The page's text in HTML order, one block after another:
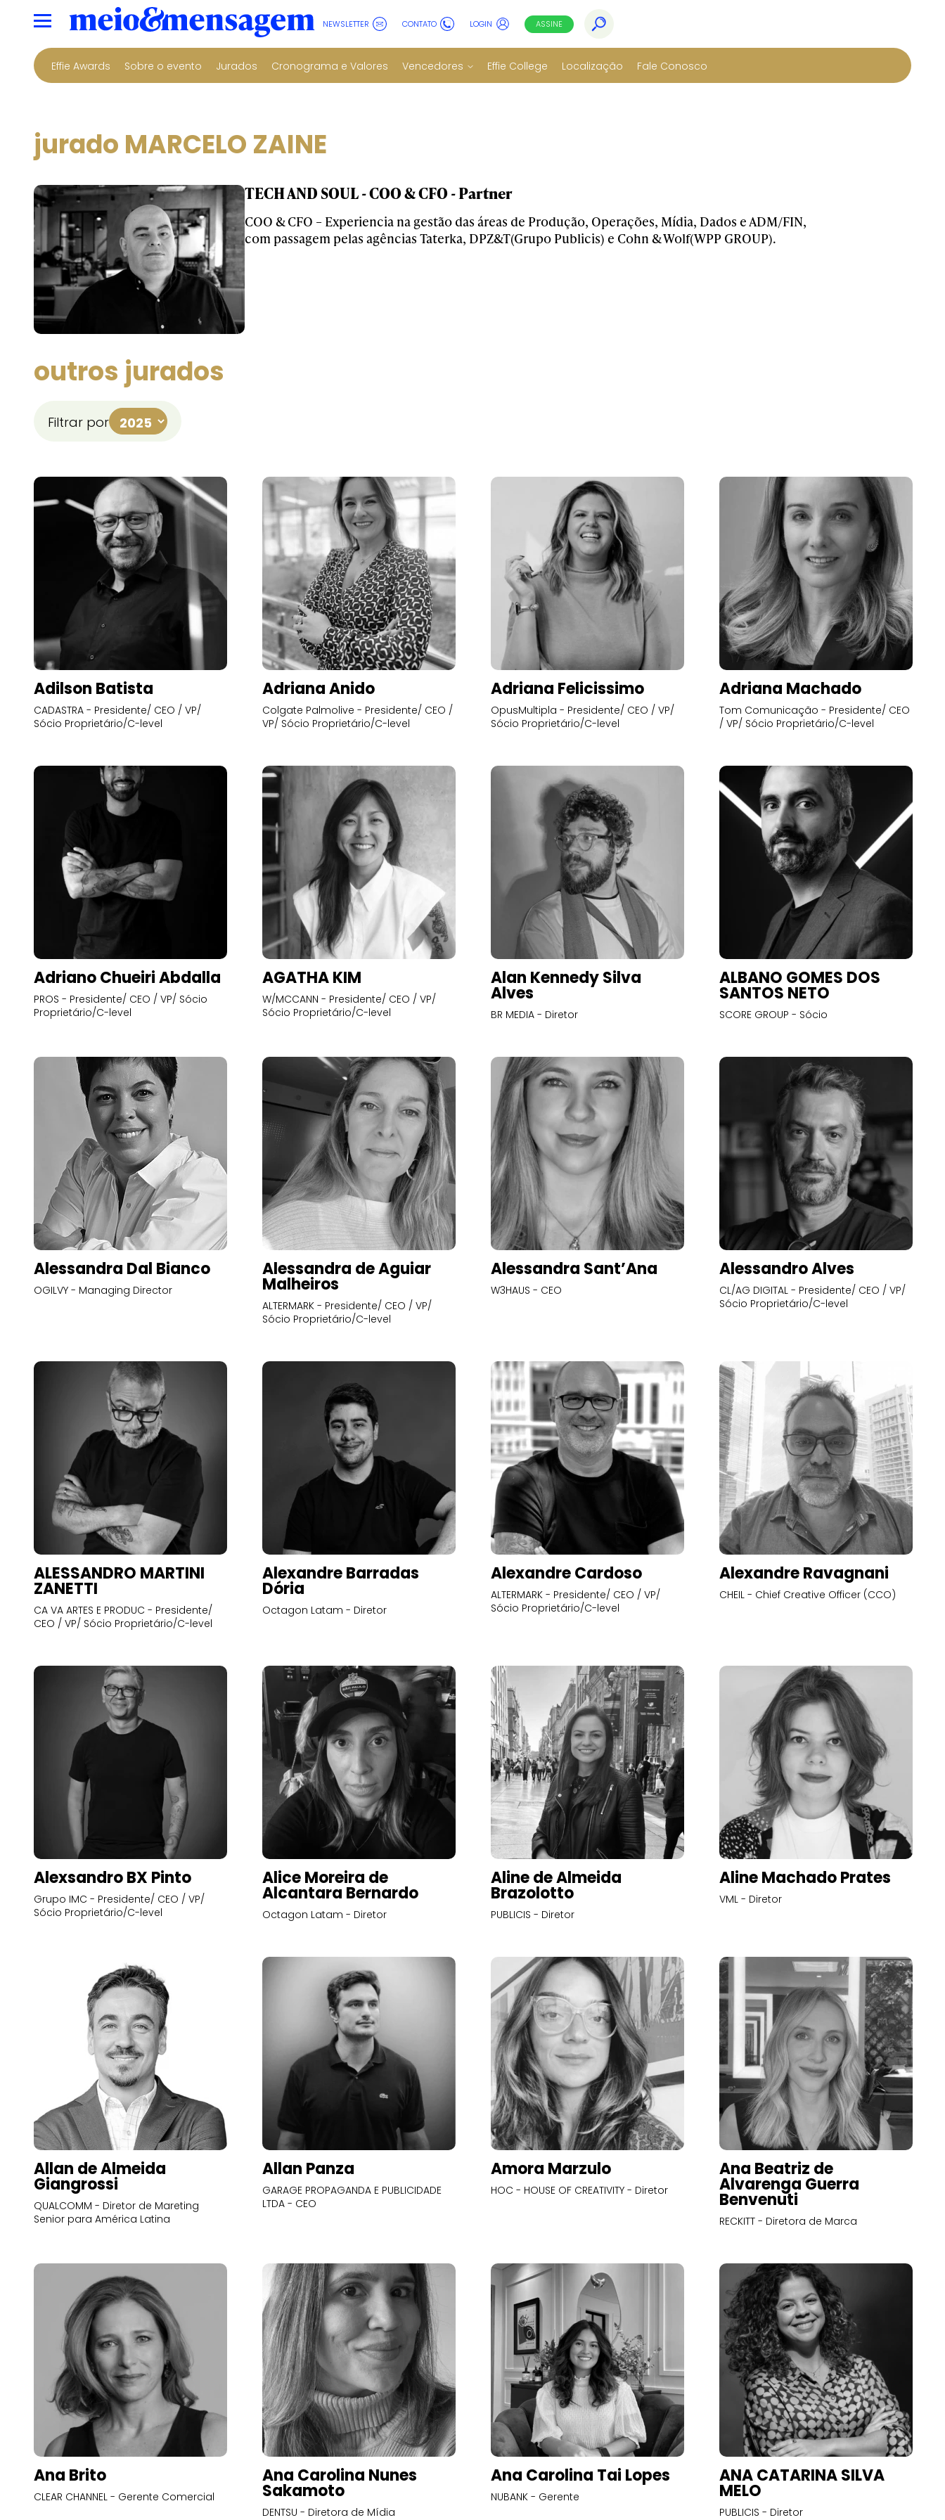
NEWSLETTER CONTATO LOGIN ASSINE
Effie Awards Sobre o evento Jurados Cronograma e Valores Vencedores Effie College Localização Fale Conosco
jurado MARCELO ZAINE
TECH AND SOUL - COO & CFO - Partner
COO & CFO – Experiencia na gestão das áreas de Produção, Operações, Mídia, Dados e ADM/FIN,
com passagem pelas agências Taterka, DPZ&T(Grupo Publicis) e Cohn & Wolf(WPP GROUP).
outros jurados
Filtrar por
Adilson Batista
CADASTRA - Presidente/ CEO / VP/
Sócio Proprietário/C-level
Adriana Anido
Colgate Palmolive - Presidente/ CEO /
VP/ Sócio Proprietário/C-level
Adriana Felicissimo
OpusMultipla - Presidente/ CEO / VP/
Sócio Proprietário/C-level
Adriana Machado
Tom Comunicação - Presidente/ CEO
/ VP/ Sócio Proprietário/C-level
Adriano Chueiri Abdalla
PROS - Presidente/ CEO / VP/ Sócio
Proprietário/C-level
AGATHA KIM
W/MCCANN - Presidente/ CEO / VP/
Sócio Proprietário/C-level
Alan Kennedy Silva
Alves
BR MEDIA - Diretor
ALBANO GOMES DOS
SANTOS NETO
SCORE GROUP - Sócio
Alessandra Dal Bianco
OGILVY - Managing Director
Alessandra de Aguiar
Malheiros
ALTERMARK - Presidente/ CEO / VP/
Sócio Proprietário/C-level
Alessandra Sant’Ana
W3HAUS - CEO
Alessandro Alves
CL/AG DIGITAL - Presidente/ CEO / VP/
Sócio Proprietário/C-level
ALESSANDRO MARTINI
ZANETTI
CA VA ARTES E PRODUC - Presidente/
CEO / VP/ Sócio Proprietário/C-level
Alexandre Barradas
Dória
Octagon Latam - Diretor
Alexandre Cardoso
ALTERMARK - Presidente/ CEO / VP/
Sócio Proprietário/C-level
Alexandre Ravagnani
CHEIL - Chief Creative Officer (CCO)
Alexsandro BX Pinto
Grupo IMC - Presidente/ CEO / VP/
Sócio Proprietário/C-level
Alice Moreira de
Alcantara Bernardo
Octagon Latam - Diretor
Aline de Almeida
Brazolotto
PUBLICIS - Diretor
Aline Machado Prates
VML - Diretor
Allan de Almeida
Giangrossi
QUALCOMM - Diretor de Mareting
Senior para América Latina
Allan Panza
GARAGE PROPAGANDA E PUBLICIDADE
LTDA - CEO
Amora Marzulo
HOC - HOUSE OF CREATIVITY - Diretor
Ana Beatriz de
Alvarenga Guerra
Benvenuti
RECKITT - Diretora de Marca
Ana Brito
CLEAR CHANNEL - Gerente Comercial
Ana Carolina Nunes
Sakamoto
DENTSU - Diretora de Mídia
Ana Carolina Tai Lopes
NUBANK - Gerente
ANA CATARINA SILVA
MELO
PUBLICIS - Diretor